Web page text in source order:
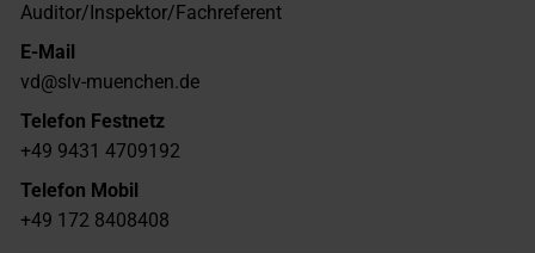
Auditor/Inspektor/Fachreferent
E-Mail
vd@slv-muenchen.de
Telefon Festnetz
+49 9431 4709192
Telefon Mobil
+49 172 8408408